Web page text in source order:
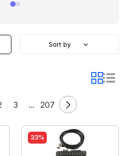
3 ... 207
Sort by
33%